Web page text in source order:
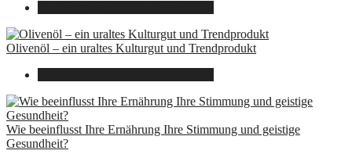
Olivenöl – ein uraltes Kulturgut und Trendprodukt
Wie beeinflusst Ihre Ernährung Ihre Stimmung und geistige
Gesundheit?